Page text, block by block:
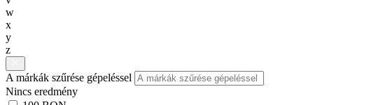
w
x
y
z
A márkák szűrése gépeléssel
Nincs eredmény